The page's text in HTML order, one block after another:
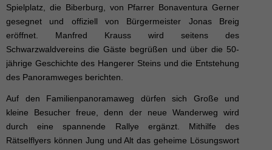
Spielplatz, die Biberburg, von Pfarrer Bonaventura Gerner
gesegnet und offiziell von Bürgermeister Jonas Breig
eröffnet. Manfred Krauss wird seitens des
Schwarzwaldvereins die Gäste begrüßen und über die 50-
jährige Geschichte des Hangerer Steins und die Entstehung
des Panoramweges berichten.
Auf den Familienpanoramaweg dürfen sich Große und
kleine Besucher freue, denn der neue Wanderweg wird
durch eine spannende Rallye ergänzt. Mithilfe des
Rätselflyers können Jung und Alt das geheime Lösungswort